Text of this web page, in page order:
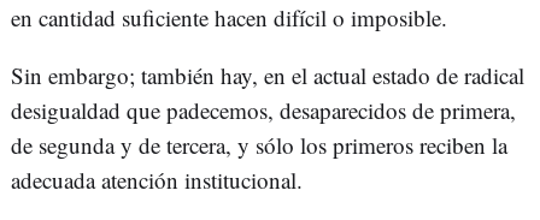
en cantidad suficiente hacen difícil o imposible.
Sin embargo; también hay, en el actual estado de radical
desigualdad que padecemos, desaparecidos de primera,
de segunda y de tercera, y sólo los primeros reciben la
adecuada atención institucional.